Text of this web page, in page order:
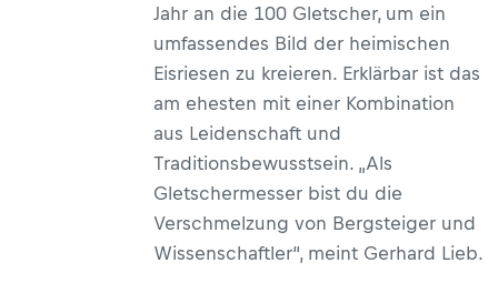
Jahr an die 100 Gletscher, um ein
umfassendes Bild der heimischen
Eisriesen zu kreieren. Erklärbar ist das
am ehesten mit einer Kombination
aus Leidenschaft und
Traditionsbewusstsein. „Als
Gletschermesser bist du die
Verschmelzung von Bergsteiger und
Wissenschaftler“, meint Gerhard Lieb.